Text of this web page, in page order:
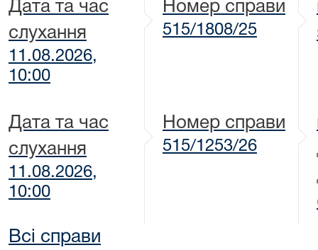
Дата та час
слухання
11.08.2026,
10:00
Номер справи
515/1808/25
Дата та час
слухання
11.08.2026,
10:00
Номер справи
515/1253/26
Всі справи